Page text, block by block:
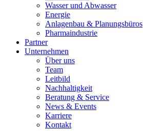
Wasser und Abwasser
Energie
Anlagenbau & Planungsbüros
Pharmaindustrie
Partner
Unternehmen
Über uns
Team
Leitbild
Nachhaltigkeit
Beratung & Service
News & Events
Karriere
Kontakt